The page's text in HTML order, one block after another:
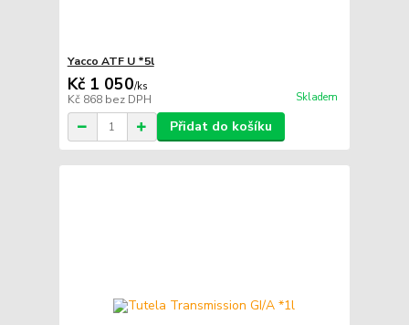
Yacco ATF U *5l
Kč 1 050/ks
Kč 868 bez DPH Skladem
Přidat do košíku